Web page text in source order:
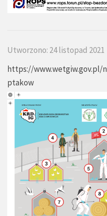
Utworzono: 24 listopad 2021
https://www.wetgiw.gov.pl/
ptakow